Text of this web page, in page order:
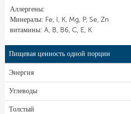
Аллергены:
Минералы: Fe, I, K, Mg, P, Se, Zn
витамины: A, B, B6, C, E, K
Пищевая ценность одной порции
Энергия
Углеводы
Толстый